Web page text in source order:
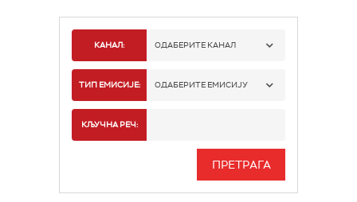
КАНАЛ: ОДАБЕРИТЕ КАНАЛ
РТС 1
РТС 3
ТИП ЕМИСИЈЕ: ОДАБЕРИТЕ ЕМИСИЈУ
ИНФО
КЉУЧНА РЕЧ: